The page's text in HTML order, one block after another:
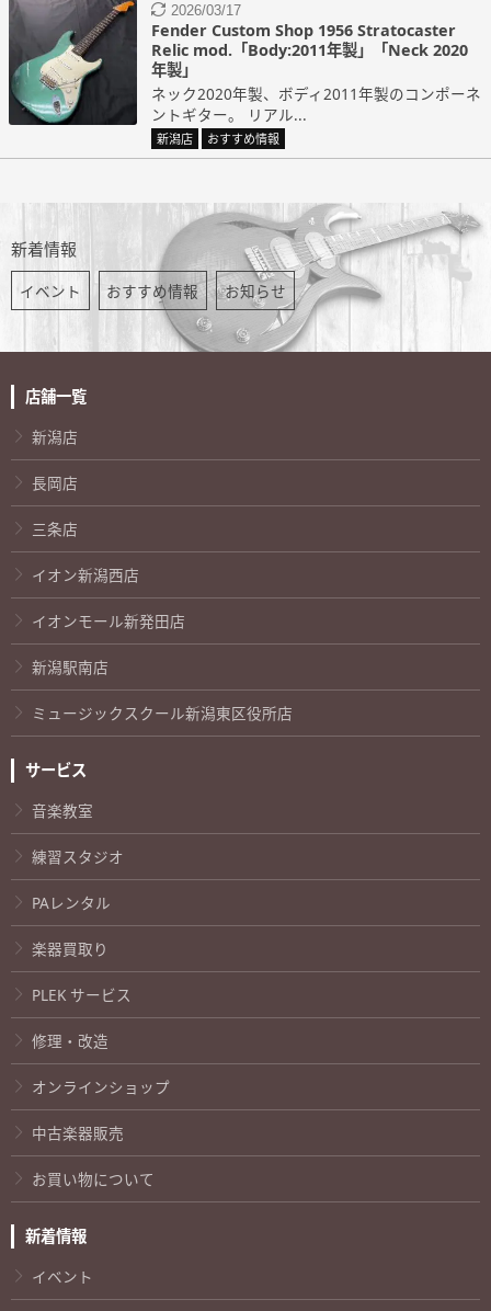
2026/03/17
Fender Custom Shop 1956 Stratocaster
Relic mod.「Body:2011年製」「Neck 2020
年製」
ネック2020年製、ボディ2011年製のコンポーネ
ントギター。 リアル...
新潟店 おすすめ情報
新着情報
イベント おすすめ情報 お知らせ
店舗一覧
新潟店
長岡店
三条店
イオン新潟西店
イオンモール新発田店
新潟駅南店
ミュージックスクール新潟東区役所店
サービス
音楽教室
練習スタジオ
PAレンタル
楽器買取り
PLEK サービス
修理・改造
オンラインショップ
中古楽器販売
お買い物について
新着情報
イベント